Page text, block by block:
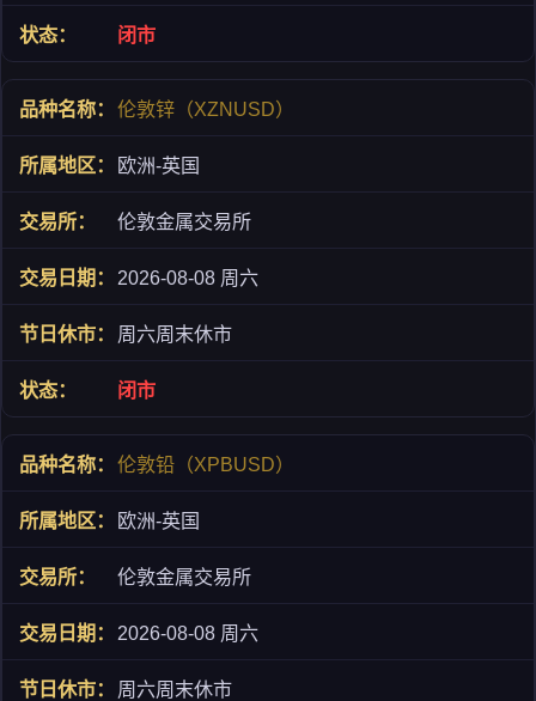
闭市
伦敦锌（XZNUSD）
欧洲-英国
伦敦金属交易所
2026-08-08 周六
周六周末休市
闭市
伦敦铅（XPBUSD）
欧洲-英国
伦敦金属交易所
2026-08-08 周六
周六周末休市